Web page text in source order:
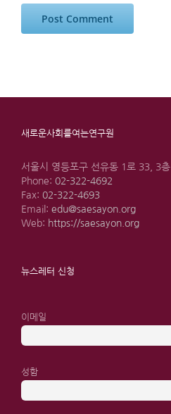
새로운사회를여는연구원
서울시 영등포구 선유동 1로 33, 3층
Phone: 02-322-4692
Fax: 02-322-4693
Email: edu@saesayon.org
Web: https://saesayon.org
뉴스레터 신청
이메일
성함